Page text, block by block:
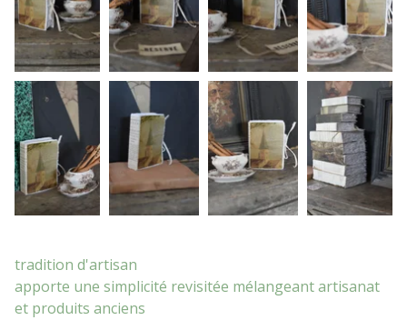
tradition d'artisan
apporte une simplicité revisitée mélangeant artisanat
et produits anciens